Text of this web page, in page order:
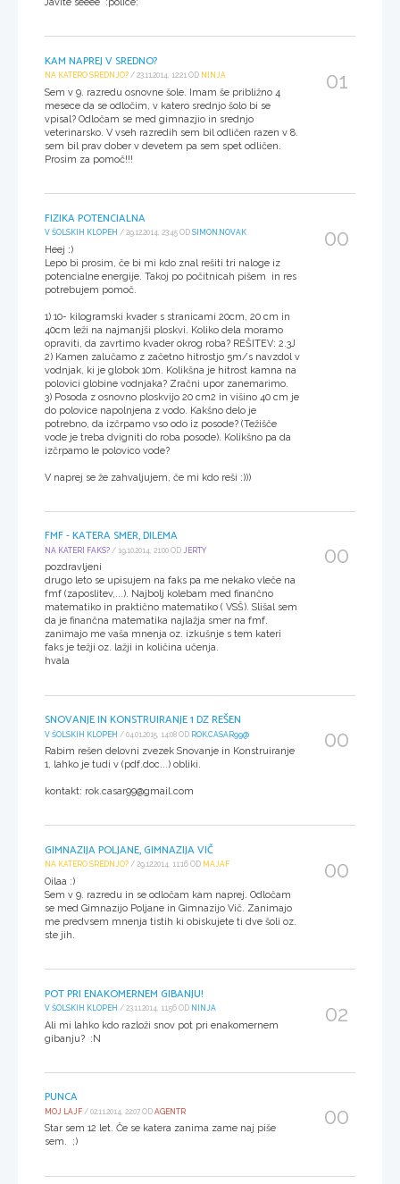
KAM NAPREJ V SREDNO?
NA KATERO SREDNJO? / 23.11.2014, 12:21 OD NINJA
Sem v 9. razredu osnovne šole. Imam še približno 4
mesece da se odločim, v katero srednjo šolo bi se
vpisal? Odločam se med gimnazjio in srednjo
veterinarsko. V vseh razredih sem bil odličen razen v 8.
sem bil prav dober v devetem pa sem spet odličen.
Prosim za pomoč!!!
01
FIZIKA POTENCIALNA
V ŠOLSKIH KLOPEH / 29.12.2014, 23:45 OD SIMON.NOVAK
Heej :)
Lepo bi prosim, če bi mi kdo znal rešiti tri naloge iz
potencialne energije. Takoj po počitnicah pišem in res
potrebujem pomoč.
1) 10- kilogramski kvader s stranicami 20cm, 20 cm in
40cm leži na najmanjši ploskvi. Koliko dela moramo
opraviti, da zavrtimo kvader okrog roba? REŠITEV: 2.3J
2) Kamen zalučamo z začetno hitrostjo 5m/s navzdol v
vodnjak, ki je globok 10m. Kolikšna je hitrost kamna na
polovici globine vodnjaka? Zračni upor zanemarimo.
3) Posoda z osnovno ploskvijo 20 cm2 in višino 40 cm je
do polovice napolnjena z vodo. Kakšno delo je
potrebno, da izčrpamo vso odo iz posode? (Težišče
vode je treba dvigniti do roba posode). Kolikšno pa da
izčrpamo le polovico vode?
V naprej se že zahvaljujem, če mi kdo reši :)))
00
FMF - KATERA SMER, DILEMA
NA KATERI FAKS? / 19.10.2014, 21:00 OD JERTY
pozdravljeni
drugo leto se upisujem na faks pa me nekako vleče na
fmf (zaposlitev,...). Najbolj kolebam med finančno
matematiko in praktično matematiko ( VSŠ). Slišal sem
da je finančna matematika najlažja smer na fmf.
zanimajo me vaša mnenja oz. izkušnje s tem kateri
faks je težji oz. lažji in količina učenja.
hvala
00
SNOVANJE IN KONSTRUIRANJE 1 DZ REŠEN
V ŠOLSKIH KLOPEH / 04.01.2015, 14:08 OD ROK.CASAR99@
Rabim rešen delovni zvezek Snovanje in Konstruiranje
1, lahko je tudi v (pdf.doc...) obliki.
kontakt: rok.casar99@gmail.com
00
GIMNAZIJA POLJANE, GIMNAZIJA VIČ
NA KATERO SREDNJO? / 29.12.2014, 11:16 OD MAJAF
Oilaa :)
Sem v 9. razredu in se odločam kam naprej. Odločam
se med Gimnazijo Poljane in Gimnazijo Vič. Zanimajo
me predvsem mnenja tistih ki obiskujete ti dve šoli oz.
ste jih.
00
POT PRI ENAKOMERNEM GIBANJU!
V ŠOLSKIH KLOPEH / 23.11.2014, 11:56 OD NINJA
Ali mi lahko kdo razloži snov pot pri enakomernem
gibanju? :N
02
PUNCA
MOJ LAJF / 02.11.2014, 22:07 OD AGENTR
Star sem 12 let. Če se katera zanima zame naj piše
sem. ;)
00